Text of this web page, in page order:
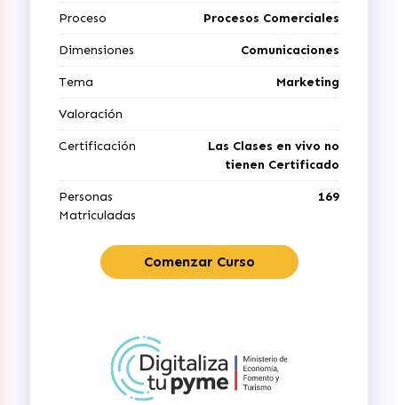
Proceso Procesos Comerciales
Dimensiones Comunicaciones
Tema Marketing
Valoración
Certificación
Las Clases en vivo no
tienen Certificado
Personas
Matriculadas
169
Comenzar Curso